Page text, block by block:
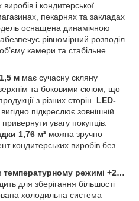
і кондитерської
пекарнях та закладах
оснащена динамічною
рівномірний розподіл
камери та стабільне
м має сучасну скляну
та боковими склом, що
з різних сторін. LED-
підкреслює зовнішній
увагу покупців.
1,76 м² можна зручно
кондитерських виробів без
температурному режимі +2…
для зберігання більшості
холодильна система